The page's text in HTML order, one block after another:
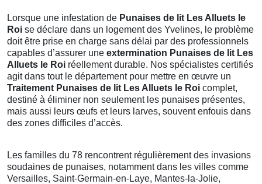
Lorsque une infestation de Punaises de lit Les Alluets le
Roi se déclare dans un logement des Yvelines, le problème
doit être prise en charge sans délai par des professionnels
capables d’assurer une extermination Punaises de lit Les
Alluets le Roi réellement durable. Nos spécialistes certifiés
agit dans tout le département pour mettre en œuvre un
Traitement Punaises de lit Les Alluets le Roi complet,
destiné à éliminer non seulement les punaises présentes,
mais aussi leurs œufs et leurs larves, souvent enfouis dans
des zones difficiles d’accès.
Les familles du 78 rencontrent régulièrement des invasions
soudaines de punaises, notamment dans les villes comme
Versailles, Saint-Germain-en-Laye, Mantes-la-Jolie,